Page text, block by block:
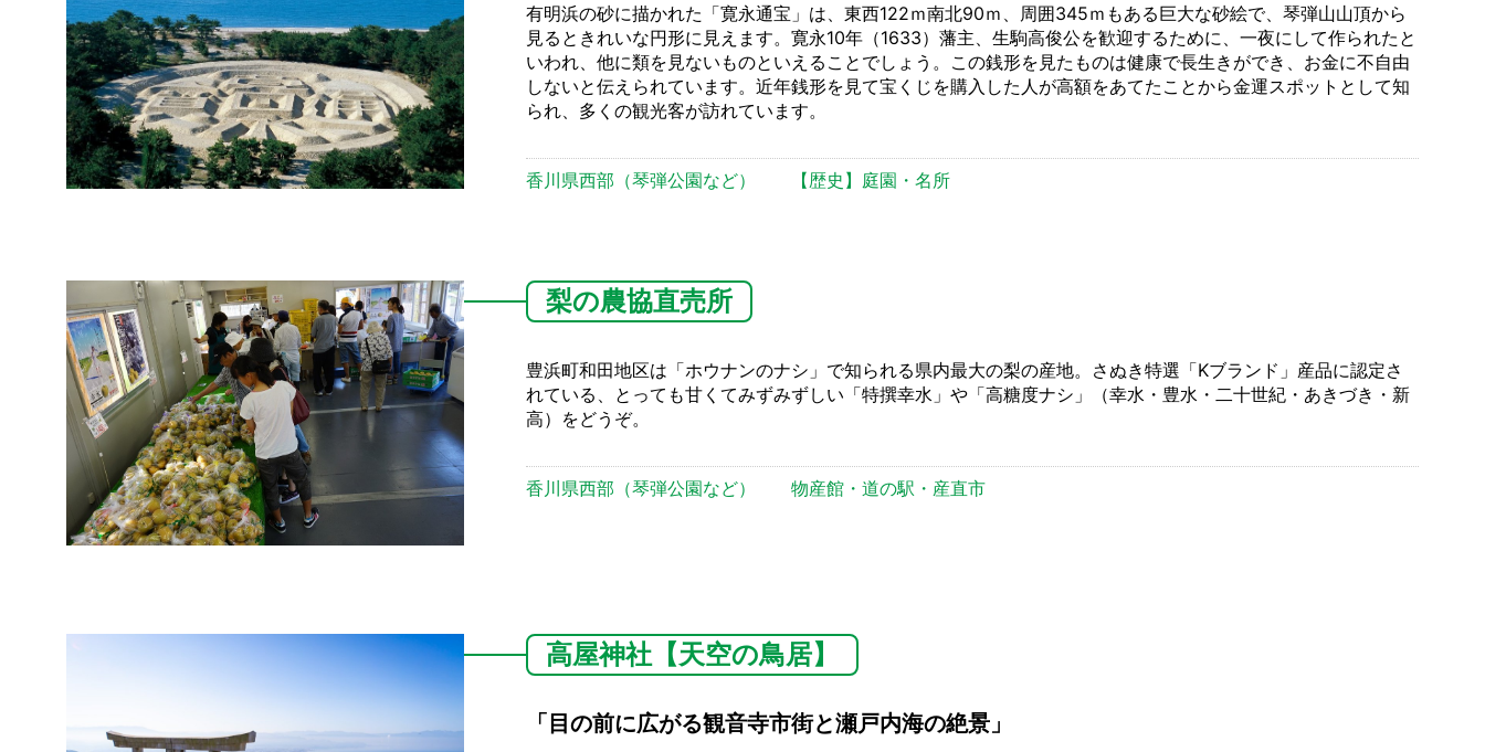
有明浜の砂に描かれた「寛永通宝」は、東西122ｍ南北90ｍ、周囲345ｍもある巨大な砂絵で、琴弾山山頂から
見るときれいな円形に見えます。寛永10年（1633）藩主、生駒高俊公を歓迎するために、一夜にして作られたと
いわれ、他に類を見ないものといえることでしょう。この銭形を見たものは健康で長生きができ、お金に不自由
しないと伝えられています。近年銭形を見て宝くじを購入した人が高額をあてたことから金運スポットとして知
られ、多くの観光客が訪れています。
香川県西部（琴弾公園など） 【歴史】庭園・名所
梨の農協直売所
豊浜町和田地区は「ホウナンのナシ」で知られる県内最大の梨の産地。さぬき特選「Kブランド」産品に認定さ
れている、とっても甘くてみずみずしい「特撰幸水」や「高糖度ナシ」（幸水・豊水・二十世紀・あきづき・新
高）をどうぞ。
香川県西部（琴弾公園など） 物産館・道の駅・産直市
高屋神社【天空の鳥居】
「目の前に広がる観音寺市街と瀬戸内海の絶景」